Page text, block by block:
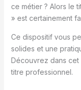
ce métier ? Alors le
» est certainement
Ce dispositif vous
solides et une
Découvrez dans cet
titre professionnel.